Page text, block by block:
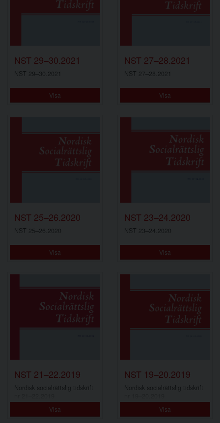
NST 29–30.2021
NST 29–30.2021
Visa
NST 27–28.2021
NST 27–28.2021
Visa
NST 25–26.2020
NST 25–26.2020
Visa
NST 23–24.2020
NST 23–24.2020
Visa
NST 21–22.2019
Nordisk socialrättslig tidskrift
Visa
NST 19–20.2019
Nordisk socialrättslig tidskrift
Visa